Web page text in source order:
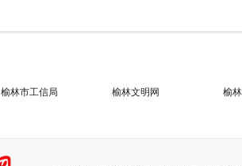
榆林市工信局 榆林文明网 榆